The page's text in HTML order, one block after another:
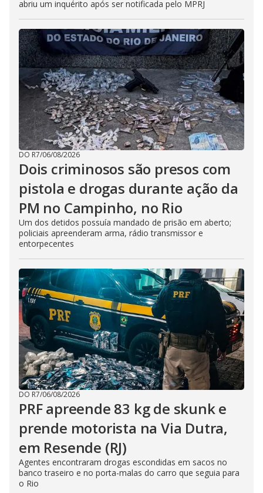
abriu um inquérito após ser notificada pelo MPRJ
DO R7/06/08/2026
Dois criminosos são presos com
pistola e drogas durante ação da
PM no Campinho, no Rio
Um dos detidos possuía mandado de prisão em aberto;
policiais apreenderam arma, rádio transmissor e
entorpecentes
DO R7/06/08/2026
PRF apreende 83 kg de skunk e
prende motorista na Via Dutra,
em Resende (RJ)
Agentes encontraram drogas escondidas em sacos no
banco traseiro e no porta-malas do carro que seguia para
o Rio